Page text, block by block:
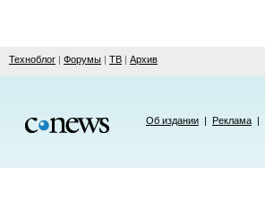
Техноблог | Форумы | ТВ | Архив
Об издании | Реклама |